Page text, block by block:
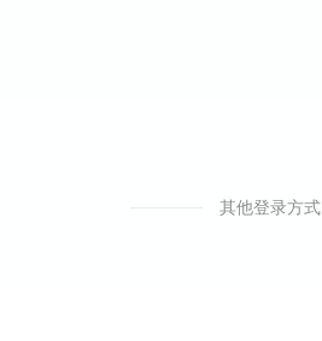
其他登录方式